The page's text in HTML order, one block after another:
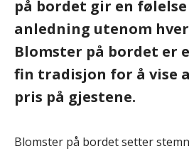
på bordet gir en
anledning utenom
Blomster på bordet er
fin tradisjon for å vise
pris på gjestene.
Blomster på bordet setter